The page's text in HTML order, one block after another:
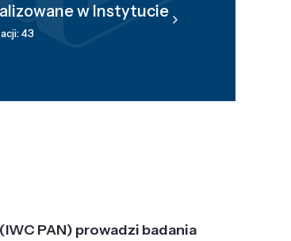
w Instytucie
43
PAN) prowadzi badania